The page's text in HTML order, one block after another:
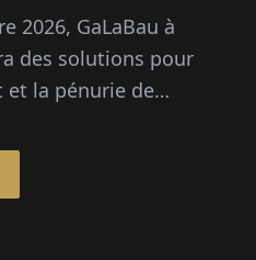
2026, GaLaBau à
des solutions pour
la pénurie de
et l'IA.